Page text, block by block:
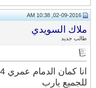
02-09-2016, 10:38 AM
ملاك السويدي
طالب جديد
للجميع يارب